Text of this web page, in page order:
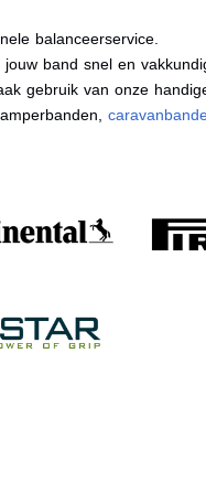
balanceerservice.
band snel en
gebruik van onze